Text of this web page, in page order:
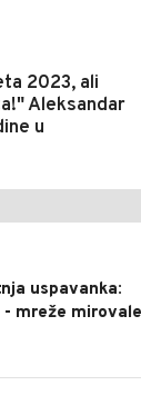
2023, ali
Aleksandar
u
uspavanka:
mreže mirovale